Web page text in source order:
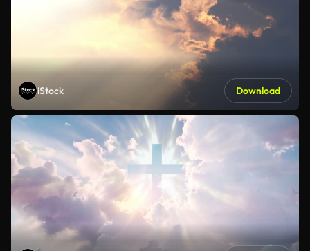
iStock Download